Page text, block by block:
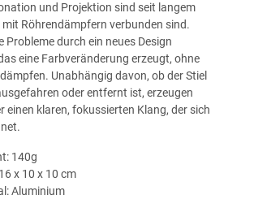
und Projektion sind seit langem
mit Röhrendämpfern verbunden sind.
Probleme durch ein neues Design
eine Farbveränderung erzeugt, ohne
Unabhängig davon, ob der Stiel
oder entfernt ist, erzeugen
einen klaren, fokussierten Klang, der sich
140g
x 10 x 10 cm
Aluminium